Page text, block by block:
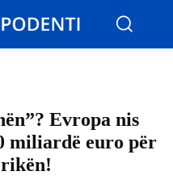
Evropa nis
miliardë euro për